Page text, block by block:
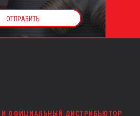
ОФИЦИАЛЬНЫЙ ДИСТРИБЬЮТОР